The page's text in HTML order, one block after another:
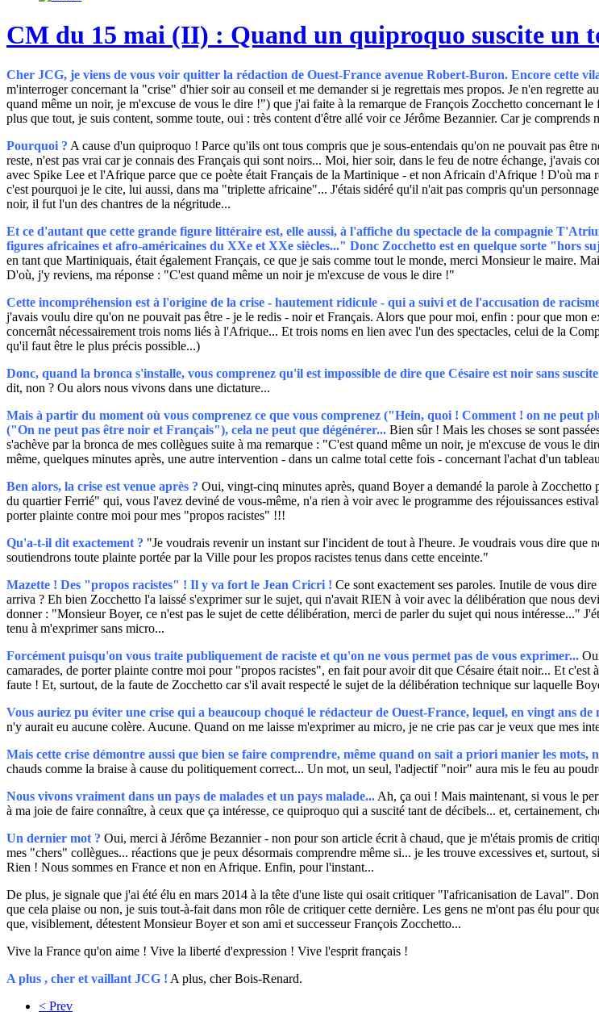
CM du 15 mai (II) : Quand un quiproquo suscite un
Cher JCG, je viens de vous voir quitter la rédaction de Ouest-France avenue Robert-Buron. Encore cette
m'interroger concernant la "crise" d'hier soir au conseil et me demander si je regrettais mes propos. Je n'en
quand même un noir, je m'excuse de vous le dire !") que j'ai faite à la remarque de François Zocchetto concernant
plus que tout, je suis content, somme toute, oui : très content d'être allé voir ce Jérôme Bezannier. Car je
Pourquoi ? A cause d'un quiproquo ! Parce qu'ils ont tous compris que je sous-entendais qu'on ne pouvait pas
reste, n'est pas vrai car je connais des Français qui sont noirs... Moi, hier soir, dans le feu de notre échange,
avec Spike Lee et l'Afrique parce que ce poète était Français de la Martinique - et non Africain d'Afrique ! D'où
c'est pourquoi je le cite, lui aussi, dans ma "triplette africaine"... J'étais sidéré qu'il n'ait pas compris qu'un
noir, il fut l'un des chantres de la négritude...
Et ce d'autant que cette grande figure littéraire est, elle aussi, à l'affiche du spectacle de la compagnie
figures africaines et afro-américaines du XXe et XXe siècles..." Donc Zocchetto est en quelque sorte "hors
en tant que Martiniquais, était également Français, ce que je sais comme tout le monde, merci Monsieur le maire.
D'où, j'y reviens, ma réponse : "C'est quand même un noir je m'excuse de vous le dire !"
Cette incompréhension est à l'origine de la crise - hautement ridicule - qui a suivi et de l'accusation de
j'avais voulu dire qu'on ne pouvait pas être - je le redis - noir et Français. Alors que pour moi, enfin : pour que mon
concernât nécessairement trois noms liés à l'Afrique... Et trois noms en lien avec l'un des spectacles, celui de la
qu'il faut être le plus précis possible...)
Donc, quand la bronca s'installe, vous comprenez qu'il est impossible de dire que Césaire est noir sans
dit, non ? Ou alors nous vivons dans une dictature...
Mais à partir du moment où vous comprenez ce que vous comprenez ("Hein, quoi ! Comment ! on ne peut
("On ne peut pas être noir et Français"), cela ne peut que dégénérer... Bien sûr ! Mais les choses se sont
s'achève par la bronca de mes collègues suite à ma remarque : "C'est quand même un noir, je m'excuse de vous le
même, quelques minutes après, une autre intervention - dans un calme total cette fois - concernant l'achat d'un
Ben alors, la crise est venue après ? Oui, vingt-cinq minutes après, quand Boyer a demandé la parole à
du quartier Ferrié" qui, vous l'avez deviné de vous-même, n'a rien à voir avec le programme des réjouissances
porter plainte contre moi pour mes "propos racistes" !!!
Qu'a-t-il dit exactement ? "Je voudrais revenir un instant sur l'incident de tout à l'heure. Je voudrais vous dire que
soutiendrons toute plainte portée par la Ville pour les propos racistes tenus dans cette enceinte."
Mazette ! Des "propos racistes" ! Il y va fort le Jean Cricri ! Ce sont exactement ses paroles. Inutile de vous
arriva ? Eh bien Zocchetto l'a laissé s'exprimer sur le sujet, qui n'avait RIEN à voir avec la délibération que nous
donner : "Monsieur Boyer, ce n'est pas le sujet de cette délibération, merci de parler du sujet qui nous intéresse..."
tenu à m'exprimer sans micro...
Forcément puisqu'on vous traite publiquement de raciste et qu'on ne vous permet pas de vous exprimer...
camarades, de porter plainte contre moi pour "propos racistes", en fait pour avoir dit que Césaire était noir... Et
faute ! Et, surtout, de la faute de Zocchetto car s'il avait respecté le sujet de la délibération technique sur laquelle
Vous auriez pu éviter une crise qui a beaucoup choqué le rédacteur de Ouest-France, lequel, en vingt ans
n'y aurait eu aucune colère. Aucune. Quand on me laisse m'exprimer au micro, je ne crie pas car je veux que mes
Mais cette crise démontre aussi que bien se faire comprendre, même quand on sait a priori manier les mots,
chauds comme la braise à cause du politiquement correct... Un mot, un seul, l'adjectif "noir" aura mis le feu au
Nous vivons vraiment dans un pays de malades et un pays malade... Ah, ça oui ! Mais maintenant, si vous le
à ma joie de faire connaître, à ceux que ça intéresse, ce quiproquo qui a suscité tant de décibels... et, certainement,
Un dernier mot ? Oui, merci à Jérôme Bezannier - non pour son article écrit à chaud, que je m'étais promis de
mes "chers" collègues... réactions que je peux désormais comprendre même si... je les trouve excessives et,
Rien ! Nous sommes en France et non en Afrique. Enfin, pour l'instant...
De plus, je signale que j'ai été élu en mars 2014 à la tête d'une liste qui osait critiquer "l'africanisation de Laval".
que cela plaise ou non, je suis tout-à-fait dans mon rôle de critiquer cette dernière. Les gens ne m'ont pas élu pour
que, visiblement, détestent Monsieur Boyer et son ami et successeur François Zocchetto...
Vive la France qu'on aime ! Vive la liberté d'expression ! Vive l'esprit français !
A plus , cher et vaillant JCG ! A plus, cher Bois-Renard.
< Prev